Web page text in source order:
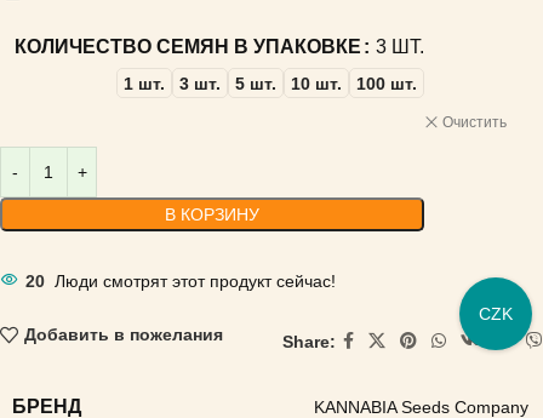
КОЛИЧЕСТВО СЕМЯН В УПАКОВКЕ 3 ШТ.
1 шт. 3 шт. 5 шт. 10 шт. 100 шт.
Очистить
В КОРЗИНУ
20 Люди смотрят этот продукт сейчас!
Добавить в пожелания Share:
БРЕНД KANNABIA Seeds Company
CZK